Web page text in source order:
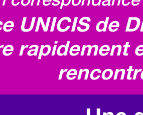
UNICIS de
rapidement